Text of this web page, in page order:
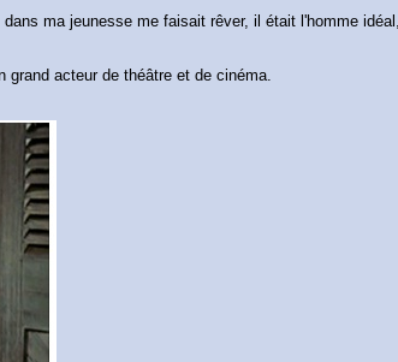
ma jeunesse me faisait rêver, il était l'homme
grand acteur de théâtre et de cinéma.